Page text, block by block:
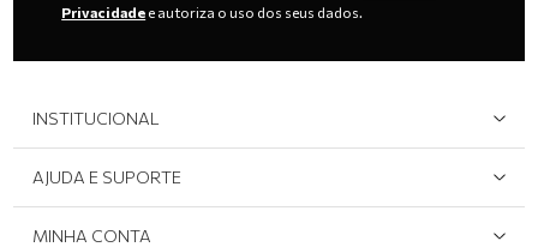
Privacidade e autoriza o uso dos seus dados.
INSTITUCIONAL
Área do Lojista
AJUDA E SUPORTE
MINHA CONTA